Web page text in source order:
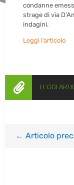
condanne
strage di via
indagini.
Leggi l’articolo
 LEGGI
←Articolo